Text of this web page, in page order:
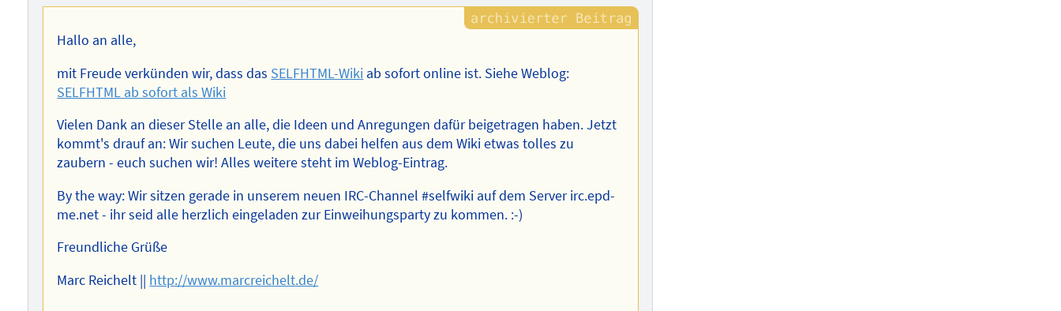
des
Hallo an alle,
mit Freude verkünden wir, dass das SELFHTML-Wiki ab sofort online ist. Siehe Weblog:
SELFHTML ab sofort als Wiki
Vielen Dank an dieser Stelle an alle, die Ideen und Anregungen dafür beigetragen haben. Jetzt
kommt's drauf an: Wir suchen Leute, die uns dabei helfen aus dem Wiki etwas tolles zu
zaubern - euch suchen wir! Alles weitere steht im Weblog-Eintrag.
By the way: Wir sitzen gerade in unserem neuen IRC-Channel #selfwiki auf dem Server irc.epd-
me.net - ihr seid alle herzlich eingeladen zur Einweihungsparty zu kommen. :-)
Freundliche Grüße
Marc Reichelt || http://www.marcreichelt.de/